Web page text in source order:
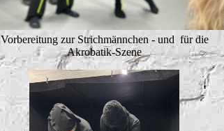
Vorbereitung zur Strichmännchen - und für die
Akrobatik-Szene